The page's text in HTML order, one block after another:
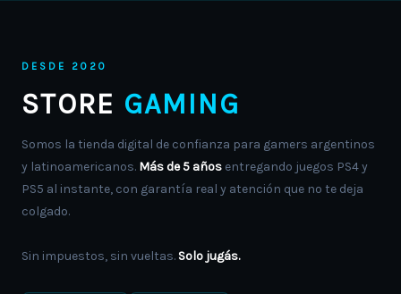
DESDE 2020
STORE GAMING
Somos la tienda digital de confianza para gamers argentinos
y latinoamericanos. Más de 5 años entregando juegos PS4 y
PS5 al instante, con garantía real y atención que no te deja
colgado.
Sin impuestos, sin vueltas. Solo jugás.